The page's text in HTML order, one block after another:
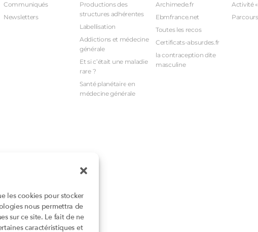
les cookies pour stocker
nous permettra de
sur ce site. Le fait de ne
caractéristiques et
Communiqués
Newsletters
Productions des
structures adhérentes
Labellisation
Addictions et médecine
générale
Et si c’était une maladie
rare ?
Santé planétaire en
médecine générale
Archimede.fr
Ebmfrance.net
Toutes les recos
Certificats-absurdes.fr
la contraception dite
masculine
Activité